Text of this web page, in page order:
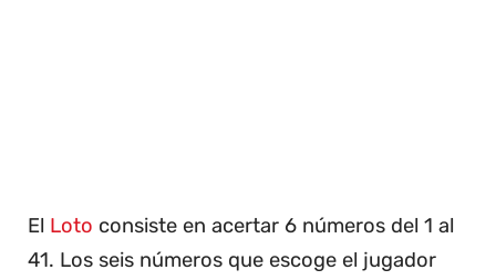
El Loto consiste en acertar 6 números del 1 al
41. Los seis números que escoge el jugador